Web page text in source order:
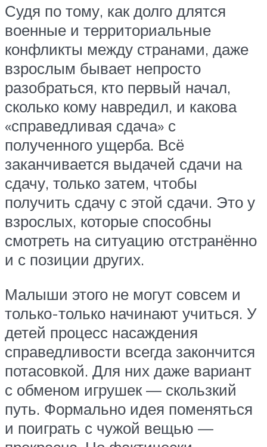
Судя по тому, как долго длятся
военные и территориальные
конфликты между странами, даже
взрослым бывает непросто
разобраться, кто первый начал,
сколько кому навредил, и какова
«справедливая сдача» с
полученного ущерба. Всё
заканчивается выдачей сдачи на
сдачу, только затем, чтобы
получить сдачу с этой сдачи. Это у
взрослых, которые способны
смотреть на ситуацию отстранённо
и с позиции других.
Малыши этого не могут совсем и
только-только начинают учиться. У
детей процесс насаждения
справедливости всегда закончится
потасовкой. Для них даже вариант
с обменом игрушек — скользкий
путь. Формально идея поменяться
и поиграть с чужой вещью —